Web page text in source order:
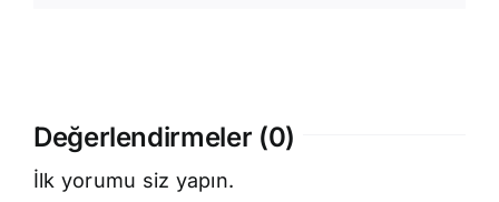
Değerlendirmeler (0)
İlk yorumu siz yapın.